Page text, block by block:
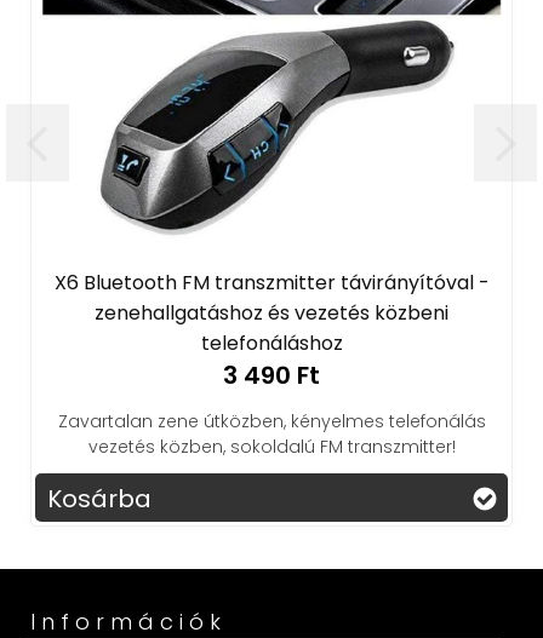
X6 Bluetooth FM transzmitter távirányítóval -
zenehallgatáshoz és vezetés közbeni
telefonáláshoz
3 490 Ft
Zavartalan zene útközben, kényelmes telefonálás
vezetés közben, sokoldalú FM transzmitter!
Kosárba
Információk